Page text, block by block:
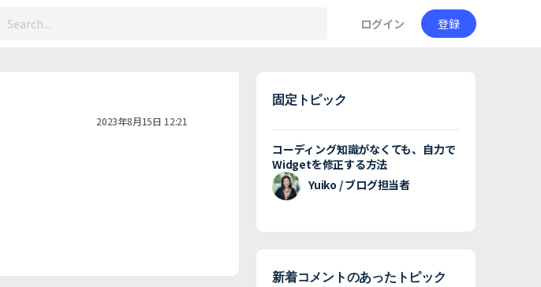
ログイン 登録
2023年8月15日 12:21
固定トピック
コーディング知識がなくても、自力で
Widgetを修正する方法
Yuiko / ブログ担当者
新着コメントのあったトピック